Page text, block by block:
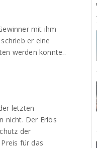
mit ihm
er eine
werden konnte..
letzten
nicht. Der Erlös
der
für das